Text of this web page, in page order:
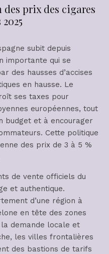
prix des cigares
subit depuis
importante qui se
des hausses d’accises
en hausse. Le
ses taxes pour
européennes, tout
budget et à encourager
Cette politique
des prix de 3 à 5 %
de vente officiels du
et authentique.
d’une région à
en tête des zones
demande locale et
les villes frontalières
des bastions de tarifs